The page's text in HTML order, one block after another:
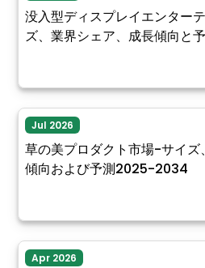
没入型ディスプレイエンター
ズ、業界シェア、成長傾向と
Jul 2026
草の美プロダクト市場-サイ
傾向および予測2025-2034
Apr 2026